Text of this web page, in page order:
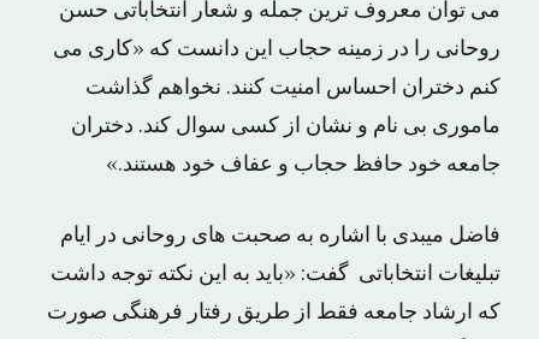
می توان معروف ترین جمله و شعار انتخاباتی حسن
روحانی را در زمینه حجاب این دانست که «کاری می
کنم دختران احساس امنیت کنند. نخواهم گذاشت
ماموری بی نام و نشان از کسی سوال کند. دختران
جامعه خود حافظ حجاب و عفاف خود هستند.»
فاضل میبدی با اشاره به صحبت های روحانی در ایام
تبلیغات انتخاباتی گفت: «باید به این نکته توجه داشت
که ارشاد جامعه فقط از طریق رفتار فرهنگی صورت